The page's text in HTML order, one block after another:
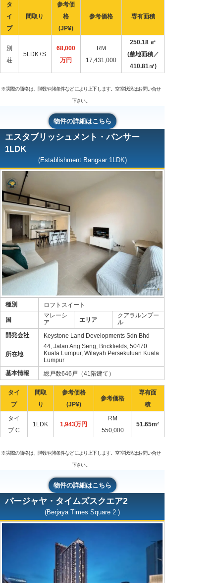
タ
イ
プ
間取り
参考価
格
(JP¥)
参考価格 専有面積
別
荘
5LDK+S
68,000
万円
RM
17,431,000
250.18 ㎡
(敷地面積／
410.81㎡)
※実際の価格は、階数や諸条件などにより上下します。空室状況はお問い合せ
下さい。
物件の詳細はこちら
エスタブリッシュメント・バンサー
1LDK
(Establishment Bangsar 1LDK)
種別 ロフトスイート
国
マレーシ
ア
エリア
クアラルンプー
ル
開発会社
Keystone Land Developments Sdn Bhd
所在地
44, Jalan Ang Seng, Brickfields, 50470
Kuala Lumpur, Wilayah Persekutuan Kuala
Lumpur
基本情報
総戸数646戸（41階建て）
タイ
プ
間取
り
参考価格
(JP¥)
参考価格
専有面
積
タイ
プ C
1LDK 1,943万円
RM
550,000
51.65m²
※実際の価格は、階数や諸条件などにより上下します。空室状況はお問い合せ
下さい。
物件の詳細はこちら
バージャヤ・タイムズスクエア2
(Berjaya Times Square 2 )